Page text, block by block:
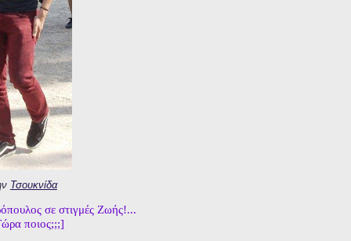
Τσουκνίδα
σε στιγμές Ζωής!...
ποιος;;;]